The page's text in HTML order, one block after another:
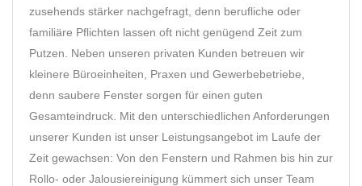
zusehends stärker nachgefragt, denn berufliche oder
familiäre Pflichten lassen oft nicht genügend Zeit zum
Putzen. Neben unseren privaten Kunden betreuen wir
kleinere Büroeinheiten, Praxen und Gewerbebetriebe,
denn saubere Fenster sorgen für einen guten
Gesamteindruck. Mit den unterschiedlichen Anforderungen
unserer Kunden ist unser Leistungsangebot im Laufe der
Zeit gewachsen: Von den Fenstern und Rahmen bis hin zur
Rollo- oder Jalousiereinigung kümmert sich unser Team